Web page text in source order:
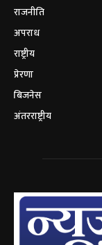
राजनीति
अपराध
राष्ट्रीय
प्रेरणा
बिजनेस
अंतरराष्ट्रीय